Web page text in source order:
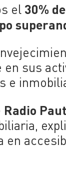
el 30%
sus
e
Radio